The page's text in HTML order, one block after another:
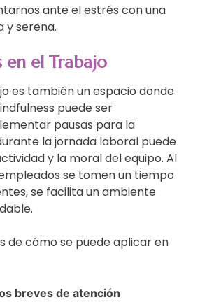
ante el estrés con una
y serena.
en el Trabajo
es también un espacio donde
puede ser
pausas para la
la jornada laboral puede
y la moral del equipo. Al
se tomen un tiempo
se facilita un ambiente
de cómo se puede aplicar en
breves de atención